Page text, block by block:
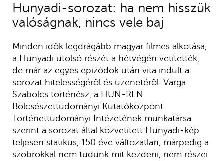
Hunyadi-sorozat: ha nem hisszük
valóságnak, nincs vele baj
Minden idők legdrágább magyar filmes alkotása,
a Hunyadi utolsó részét a hétvégén vetítették,
de már az egyes epizódok után vita indult a
sorozat hitelességéről és üzenetéről. Varga
Szabolcs történész, a HUN-REN
Bölcsészettudományi Kutatóközpont
Történettudományi Intézetének munkatársa
szerint a sorozat által közvetített Hunyadi-kép
teljesen statikus, 150 éve változatlan, márpedig a
szobrokkal nem tudunk mit kezdeni, nem részei